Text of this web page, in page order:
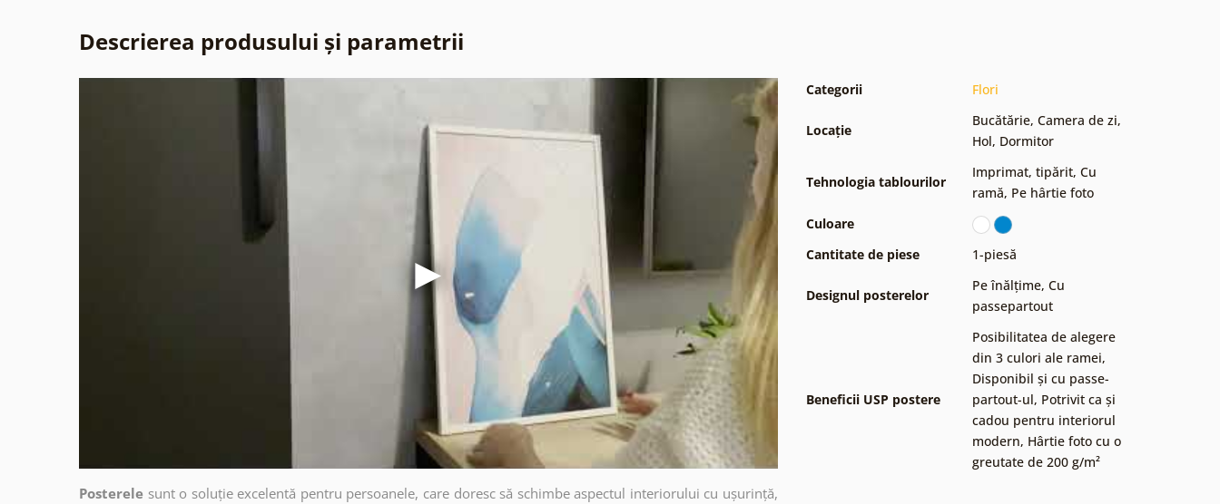
Descrierea produsului și parametrii
Posterele sunt o soluție excelentă pentru persoanele, care doresc să schimbe aspectul interiorului cu ușurință,
Categorii Flori
Locație
Bucătărie, Camera de zi,
Hol, Dormitor
Tehnologia tablourilor
Imprimat, tipărit, Cu
ramă, Pe hârtie foto
Culoare
Cantitate de piese
1-piesă
Designul posterelor
Pe înălțime, Cu
passepartout
Beneficii USP postere
Posibilitatea de alegere
din 3 culori ale ramei,
Disponibil și cu passe-
partout-ul, Potrivit ca și
cadou pentru interiorul
modern, Hârtie foto cu o
greutate de 200 g/m²